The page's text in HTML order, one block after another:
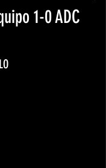
1-0 ADC